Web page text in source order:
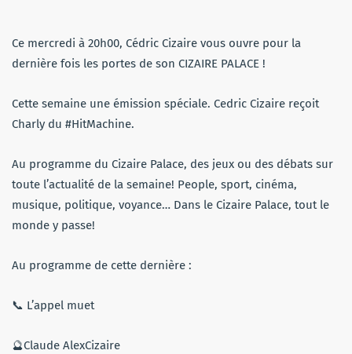
Ce mercredi à 20h00, Cédric Cizaire vous ouvre pour la
dernière fois les portes de son CIZAIRE PALACE !
Cette semaine une émission spéciale. Cedric Cizaire reçoit
Charly du #HitMachine.
Au programme du Cizaire Palace, des jeux ou des débats sur
toute l’actualité de la semaine! People, sport, cinéma,
musique, politique, voyance… Dans le Cizaire Palace, tout le
monde y passe!
Au programme de cette dernière :
📞 L’appel muet
🔮Claude AlexCizaire